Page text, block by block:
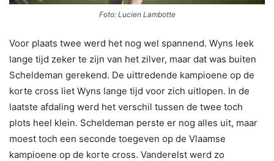
Foto: Lucien Lambotte
Voor plaats twee werd het nog wel spannend. Wyns leek
lange tijd zeker te zijn van het zilver, maar dat was buiten
Scheldeman gerekend. De uittredende kampioene op de
korte cross liet Wyns lange tijd voor zich uitlopen. In de
laatste afdaling werd het verschil tussen de twee toch
plots heel klein. Scheldeman perste er nog alles uit, maar
moest toch een seconde toegeven op de Vlaamse
kampioene op de korte cross. Vanderelst werd zo